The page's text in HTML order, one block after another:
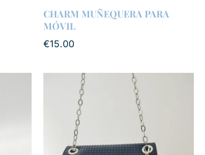
CHARM MUÑEQUERA PARA
MÓVIL
€15.00